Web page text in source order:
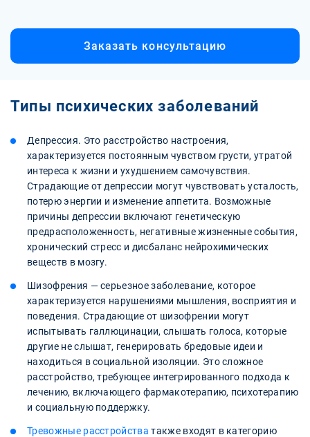
Заказать консультацию
Типы психических заболеваний
Депрессия. Это расстройство настроения,
характеризуется постоянным чувством грусти, утратой
интереса к жизни и ухудшением самочувствия.
Страдающие от депрессии могут чувствовать усталость,
потерю энергии и изменение аппетита. Возможные
причины депрессии включают генетическую
предрасположенность, негативные жизненные события,
хронический стресс и дисбаланс нейрохимических
веществ в мозгу.
Шизофрения — серьезное заболевание, которое
характеризуется нарушениями мышления, восприятия и
поведения. Страдающие от шизофрении могут
испытывать галлюцинации, слышать голоса, которые
другие не слышат, генерировать бредовые идеи и
находиться в социальной изоляции. Это сложное
расстройство, требующее интегрированного подхода к
лечению, включающего фармакотерапию, психотерапию
и социальную поддержку.
Тревожные расстройства также входят в категорию